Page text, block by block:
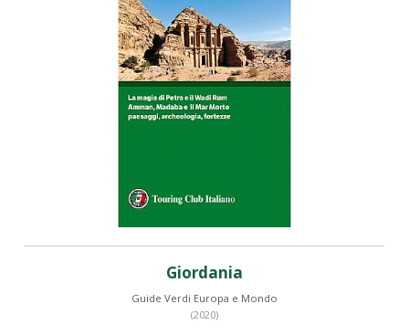
Giordania
Guide Verdi Europa e Mondo
(2020)